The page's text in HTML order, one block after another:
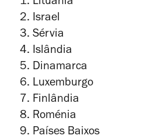
Lituânia
Israel
Sérvia
Islândia
Dinamarca
Luxemburgo
Finlândia
Roménia
Países Baixos